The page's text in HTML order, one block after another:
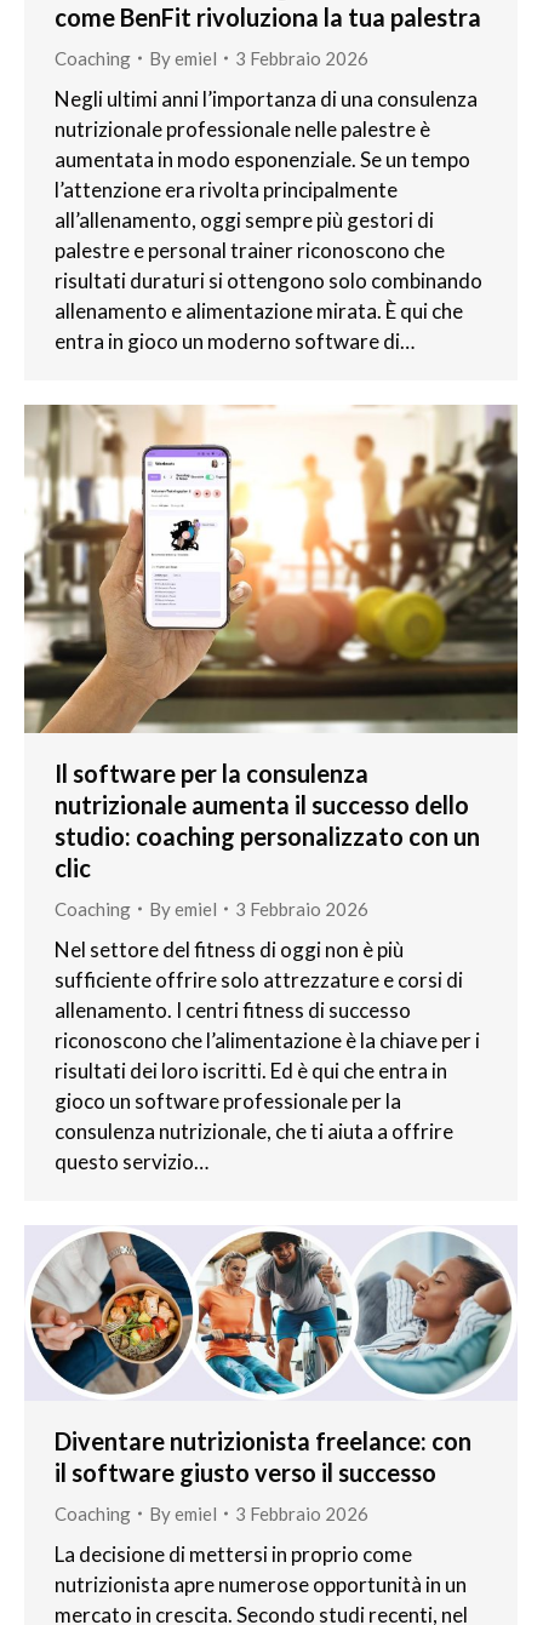
come BenFit rivoluziona la tua palestra
Coaching Byemiel 3 Febbraio 2026
Negli ultimi anni l’importanza di una consulenza
nutrizionale professionale nelle palestre è
aumentata in modo esponenziale. Se un tempo
l’attenzione era rivolta principalmente
all’allenamento, oggi sempre più gestori di
palestre e personal trainer riconoscono che
risultati duraturi si ottengono solo combinando
allenamento e alimentazione mirata. È qui che
entra in gioco un moderno software di…
Il software per la consulenza
nutrizionale aumenta il successo dello
studio: coaching personalizzato con un
clic
Coaching Byemiel 3 Febbraio 2026
Nel settore del fitness di oggi non è più
sufficiente offrire solo attrezzature e corsi di
allenamento. I centri fitness di successo
riconoscono che l’alimentazione è la chiave per i
risultati dei loro iscritti. Ed è qui che entra in
gioco un software professionale per la
consulenza nutrizionale, che ti aiuta a offrire
questo servizio…
Diventare nutrizionista freelance: con
il software giusto verso il successo
Coaching Byemiel 3 Febbraio 2026
La decisione di mettersi in proprio come
nutrizionista apre numerose opportunità in un
mercato in crescita. Secondo studi recenti, nel